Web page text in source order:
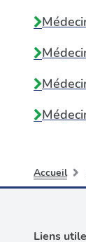
Accueil
Liens